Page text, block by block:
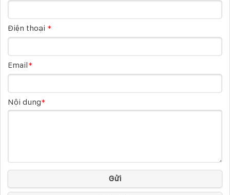
Điện thoại *
Email*
Nội dung*
Gửi